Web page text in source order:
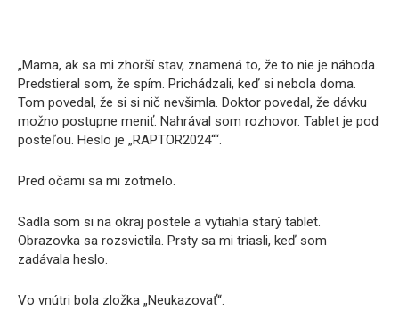
„Mama, ak sa mi zhorší stav, znamená to, že to nie je náhoda.
Predstieral som, že spím. Prichádzali, keď si nebola doma.
Tom povedal, že si si nič nevšimla. Doktor povedal, že dávku
možno postupne meniť. Nahrával som rozhovor. Tablet je pod
posteľou. Heslo je „RAPTOR2024““.
Pred očami sa mi zotmelo.
Sadla som si na okraj postele a vytiahla starý tablet.
Obrazovka sa rozsvietila. Prsty sa mi triasli, keď som
zadávala heslo.
Vo vnútri bola zložka „Neukazovať“.